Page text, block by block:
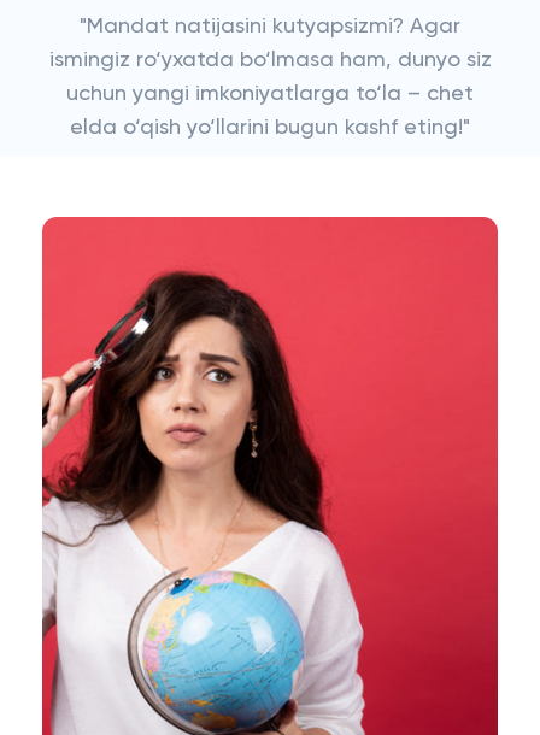
"Mandat natijasini kutyapsizmi? Agar
ismingiz ro‘yxatda bo‘lmasa ham, dunyo siz
uchun yangi imkoniyatlarga to‘la – chet
elda o‘qish yo‘llarini bugun kashf eting!"